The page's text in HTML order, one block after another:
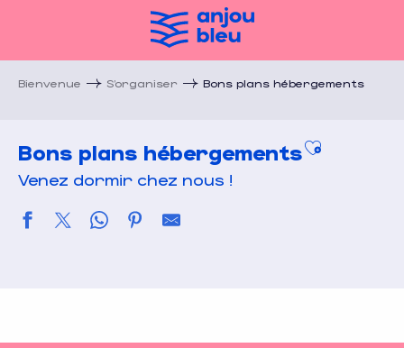
Bienvenue S’organiser Bons plans hébergements
Bons plans hébergementsAjouter
Venez dormir chez nous !